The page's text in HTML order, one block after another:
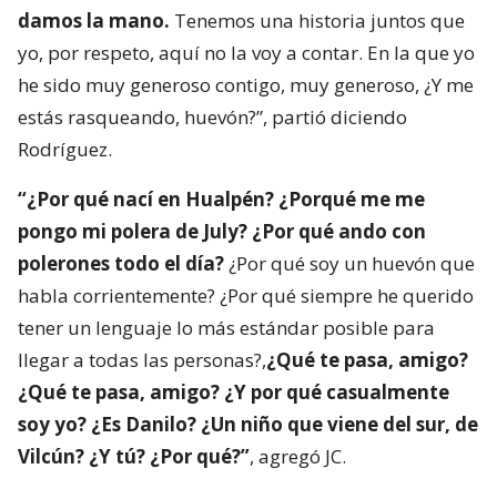
damos la mano. Tenemos una historia juntos que
yo, por respeto, aquí no la voy a contar. En la que yo
he sido muy generoso contigo, muy generoso, ¿Y me
estás rasqueando, huevón?”, partió diciendo
Rodríguez.
“¿Por qué nací en Hualpén? ¿Porqué me me
pongo mi polera de July? ¿Por qué ando con
polerones todo el día?¿Por qué soy un huevón que
habla corrientemente? ¿Por qué siempre he querido
tener un lenguaje lo más estándar posible para
llegar a todas las personas?,¿Qué te pasa, amigo?
¿Qué te pasa, amigo? ¿Y por qué casualmente
soy yo? ¿Es Danilo? ¿Un niño que viene del sur, de
Vilcún? ¿Y tú? ¿Por qué?”, agregó JC.